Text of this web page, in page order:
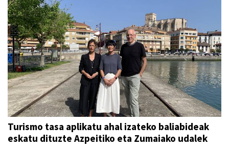
Turismo tasa aplikatu ahal izateko baliabideak
eskatu dituzte Azpeitiko eta Zumaiako udalek